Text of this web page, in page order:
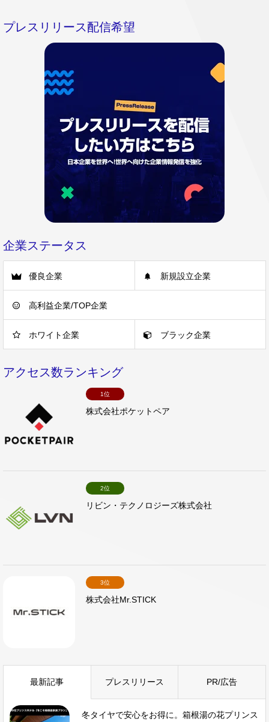
プレスリリース配信希望
企業ステータス
優良企業 新規設立企業
高利益企業/TOP企業
ホワイト企業 ブラック企業
アクセス数ランキング
1位
株式会社ポケットペア
2位
リビン・テクノロジーズ株式会社
3位
株式会社Mr.STICK
最新記事 プレスリリース PR/広告
冬タイヤで安心をお得に。箱根湯の花プリンス